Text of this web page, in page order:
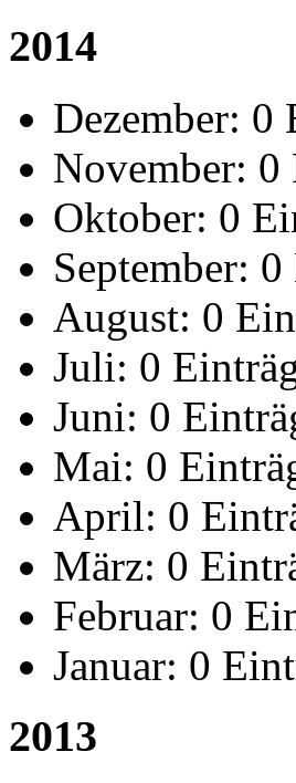
2014
Dezember: 0
November: 0
Oktober: 0
September: 0
August: 0
Juli: 0
Juni: 0
Mai: 0
April: 0
März: 0
Februar: 0
Januar: 0
2013